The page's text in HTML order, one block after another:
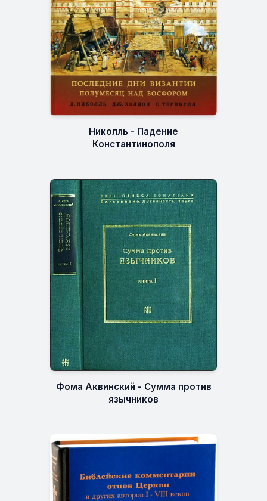
Николль - Падение
Константинополя
Фома Аквинский - Сумма против
язычников